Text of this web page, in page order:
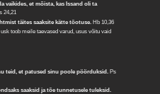
vaikides, et mõista, kas Issand oli ta
24,21
täites saaksite kätte tõotuse. Hb 10,36
toob meile taevased varud, usus võitu vaid
teid, et patused sinu poole pöörduksid. Ps
saaksid ja tõe tunnetusele tuleksid.